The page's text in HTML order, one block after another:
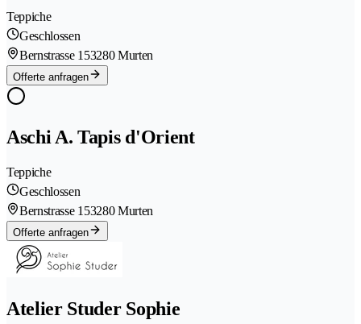
Teppiche
Geschlossen
Bernstrasse 153280 Murten
Offerte anfragen
Aschi A. Tapis d'Orient
Teppiche
Geschlossen
Bernstrasse 153280 Murten
Offerte anfragen
Atelier Studer Sophie